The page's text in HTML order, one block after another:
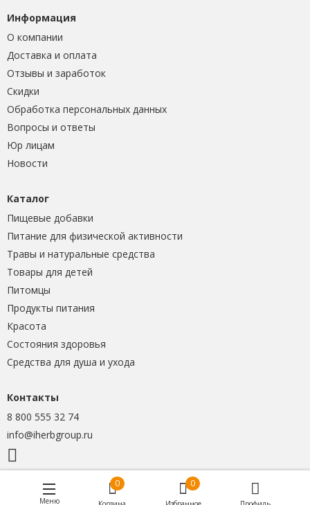
Информация
О компании
Доставка и оплата
Отзывы и заработок
Скидки
Обработка персональных данных
Вопросы и ответы
Юр лицам
Новости
Каталог
Пищевые добавки
Питание для физической активности
Травы и натуральные средства
Товары для детей
Питомцы
Продукты питания
Красота
Состояния здоровья
Средства для душа и ухода
Контакты
8 800 555 32 74
info@iherbgroup.ru
Меню
0 0